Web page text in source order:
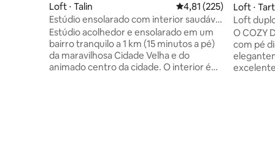
Loft ⋅ Talin 4,81 de uma avaliação
4,81 (225)
Estúdio ensolarado com interior saudável
e totalmente natural
Estúdio acolhedor e ensolarado em um
bairro tranquilo a 1 km (15 minutos a pé)
da maravilhosa Cidade Velha e do
animado centro da cidade. O interior é
Loft ⋅
Loft
prateleira
O COZY
com pé